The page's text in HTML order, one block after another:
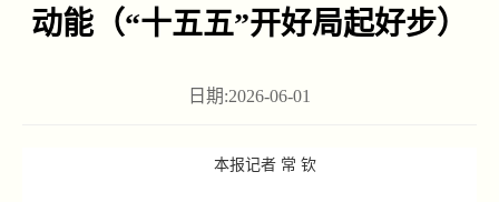
动能（“十五五”开好局起好步）
日期:2026-06-01
本报记者 常 钦